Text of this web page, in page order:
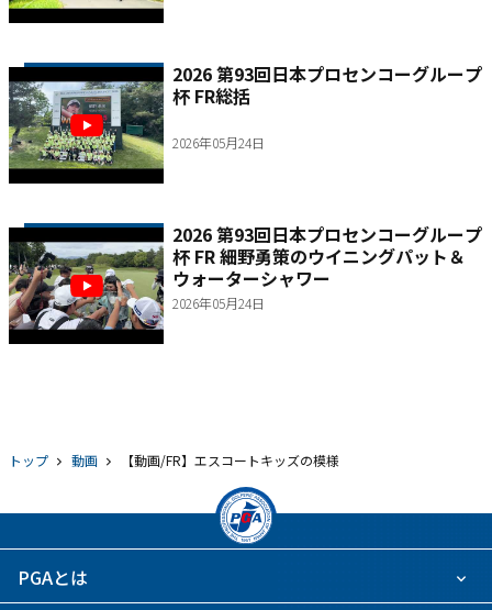
2026 第93回日本プロセンコーグループ
杯 FR総括
2026年05月24日
2026 第93回日本プロセンコーグループ
杯 FR 細野勇策のウイニングパット＆
ウォーターシャワー
2026年05月24日
トップ 動画 【動画/FR】エスコートキッズの模様
PGAとは